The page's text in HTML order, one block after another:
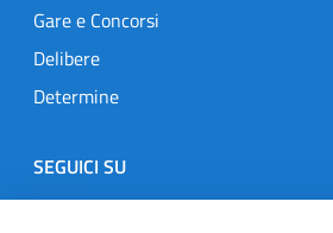
Gare e Concorsi
Delibere
Determine
SEGUICI SU
Designers Italia
TwitterInstagramYoutubeLinkedin